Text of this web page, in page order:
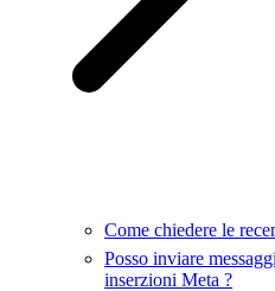
Come chiedere le
Posso inviare
inserzioni Meta ?